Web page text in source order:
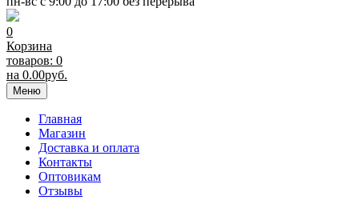
0
Корзина
товаров: 0
на 0.00руб.
Меню
Главная
Магазин
Доставка и оплата
Контакты
Оптовикам
Отзывы